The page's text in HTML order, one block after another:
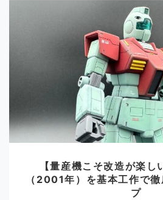
【量産機こそ改造が楽
（2001年）を基本工作で
プ